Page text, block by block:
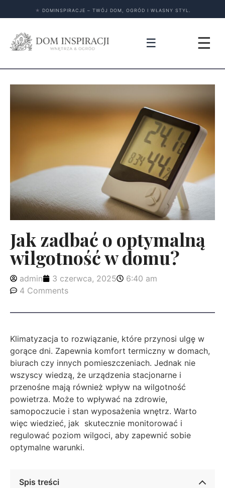
★ DOMINSPIRACJE – TWÓJ DOM, OGRÓD I WŁASNY STYL.
☰ ☰
Jak zadbać o optymalną
wilgotność w domu?
admin 3 czerwca, 2025
6:40 am
4 Comments
Klimatyzacja to rozwiązanie, które przynosi ulgę w
gorące dni. Zapewnia komfort termiczny w domach,
biurach czy innych pomieszczeniach. Jednak nie
wszyscy wiedzą, że urządzenia stacjonarne i
przenośne mają również wpływ na wilgotność
powietrza. Może to wpływać na zdrowie,
samopoczucie i stan wyposażenia wnętrz. Warto
więc wiedzieć, jak skutecznie monitorować i
regulować poziom wilgoci, aby zapewnić sobie
optymalne warunki.
Spis treści